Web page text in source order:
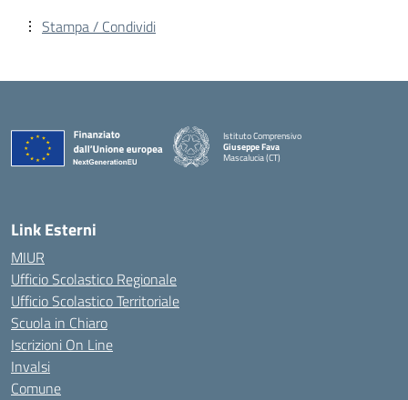
Stampa / Condividi
Istituto Comprensivo
Giuseppe Fava
Mascalucia (CT)
Link Esterni
MIUR
Ufficio Scolastico Regionale
Ufficio Scolastico Territoriale
Scuola in Chiaro
Iscrizioni On Line
Invalsi
Comune